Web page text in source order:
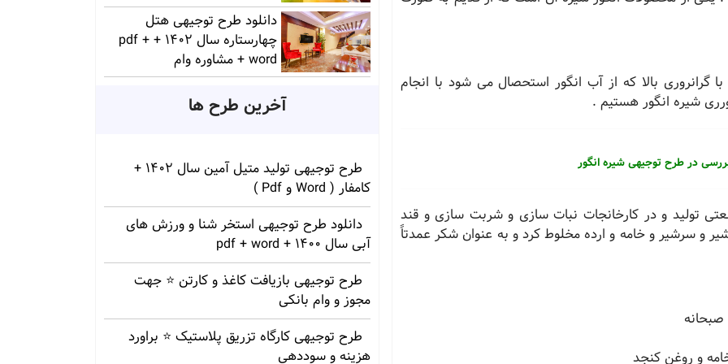
بالا که از آب انگور استحصال می شود با انجام
شیره انگور هستیم .
در طرح توجیهی شیره انگور
تولید و در کارخانجات نبات سازی و شربت سازی و قند
شیر و سرشیر و خامه و ارده مخلوط کرد و به عنوان شکر عمدتاً
صبحانه
و روغن کنجد
دانلود طرح توجیهی هتل
چهارستاره سال 1402 + pdf +
word + مشاوره وام
آخرین طرح ها
طرح توجیهی تولید متیل آمین سال 1402 +
کامفار ( Word و Pdf )
دانلود طرح توجیهی استخر شنا و ورزش های
آبی سال 1400 + pdf + word
طرح توجیهی بازیافت کاغذ و کارتن ⭐️ جهت
مجوز و وام بانکی
طرح توجیهی کارگاه تزریق پلاستیک ⭐ براورد
هزینه و سوددهی